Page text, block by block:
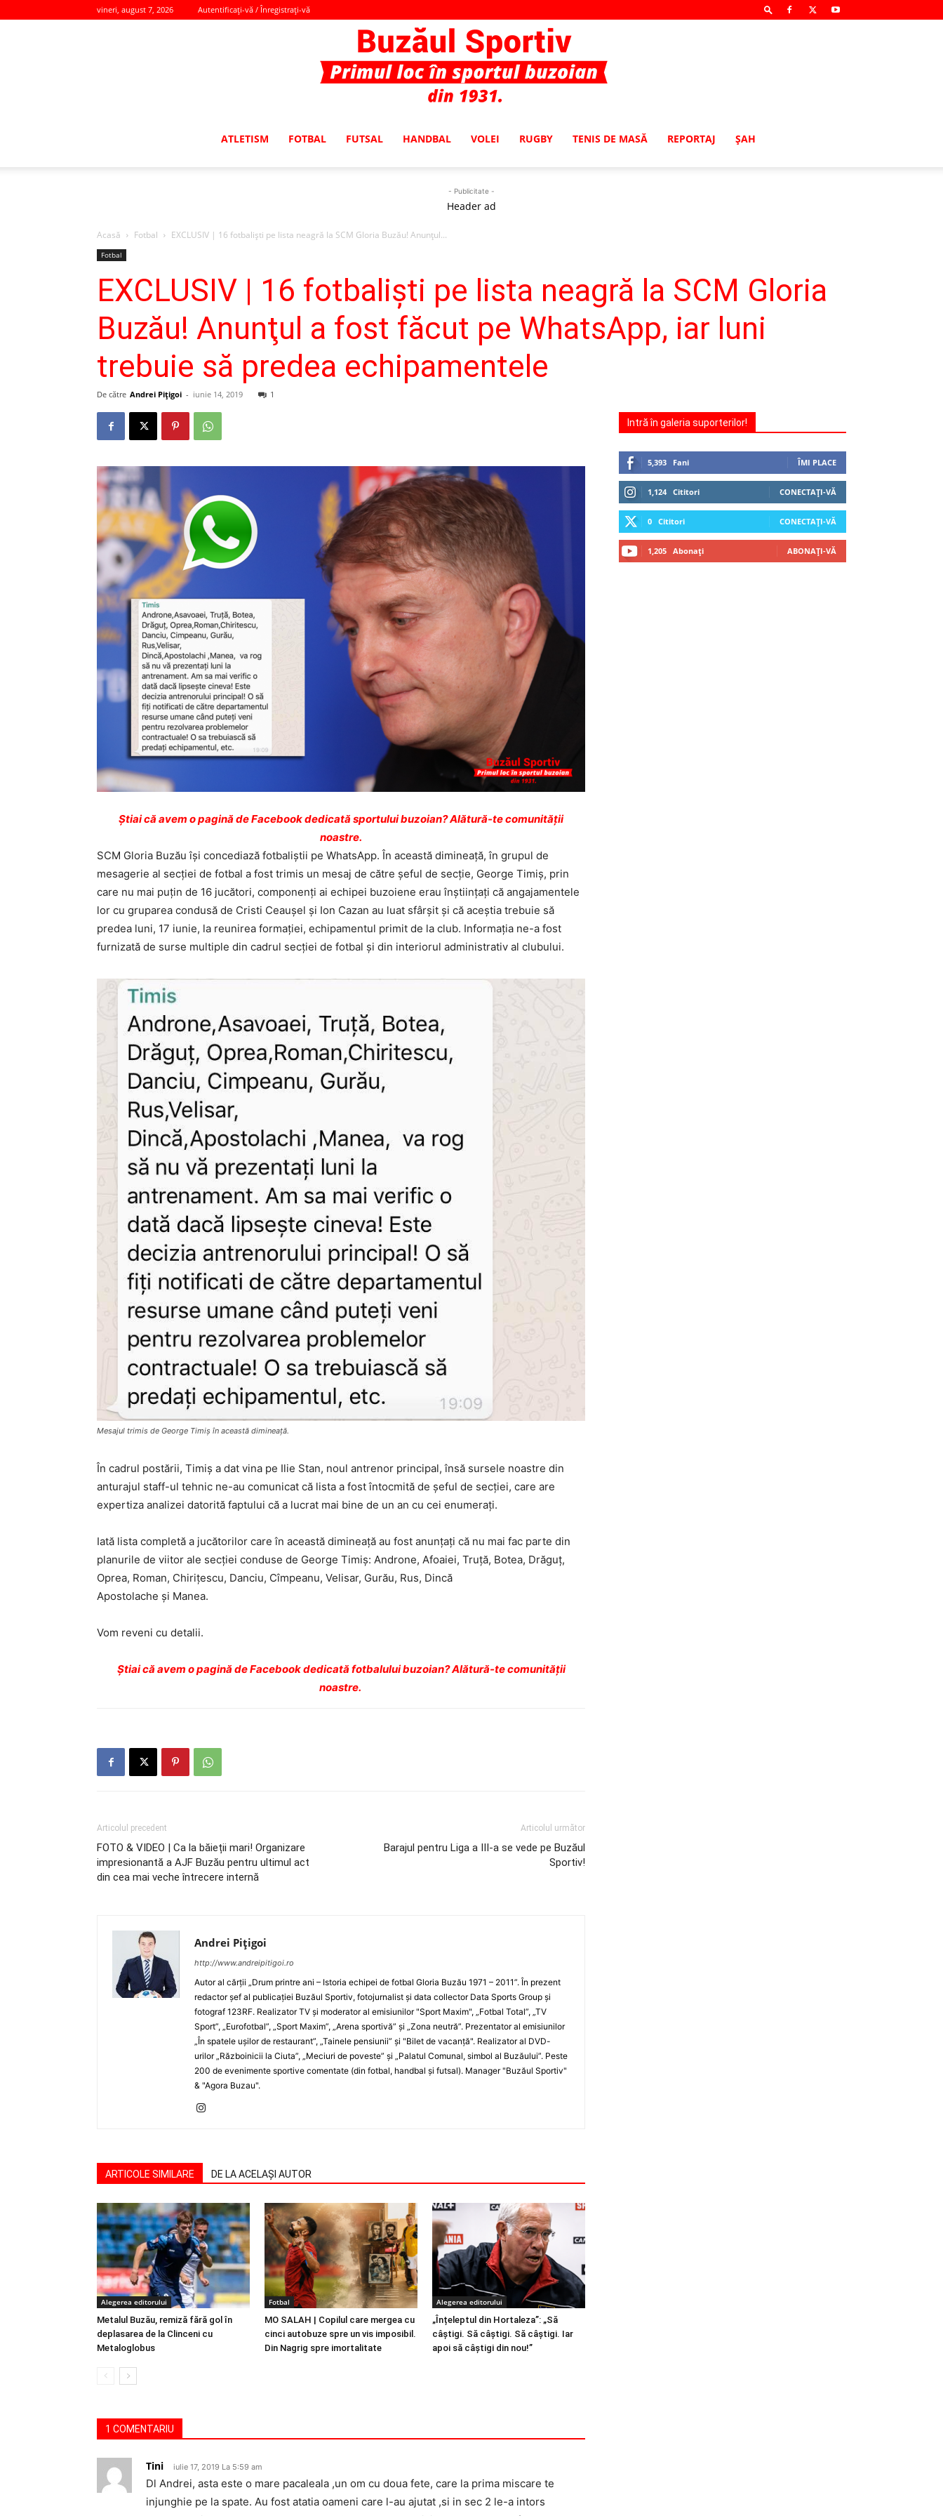
vineri, august 7, 2026 Autentificați-vă / Înregistrați-vă
ATLETISM FOTBAL FUTSAL HANDBAL VOLEI RUGBY TENIS DE MASĂ REPORTAJ ŞAH
- Publicitate -
Header ad
Acasă Fotbal EXCLUSIV | 16 fotbalişti pe lista neagră la SCM Gloria Buzău! Anunţul...
Fotbal
EXCLUSIV | 16 fotbalişti pe lista neagră la SCM Gloria
Buzău! Anunţul a fost făcut pe WhatsApp, iar luni
trebuie să predea echipamentele
De către Andrei Pițigoi - iunie 14, 2019 1
Ştiai că avem o pagină de Facebook dedicată sportului buzoian? Alătură-te comunității
noastre.
SCM Gloria Buzău îşi concediază fotbaliştii pe WhatsApp. În această dimineaţă, în grupul de
mesagerie al secţiei de fotbal a fost trimis un mesaj de către şeful de secţie, George Timiş, prin
care nu mai puţin de 16 jucători, componenţi ai echipei buzoiene erau înştiinţaţi că angajamentele
lor cu gruparea condusă de Cristi Ceauşel şi Ion Cazan au luat sfârşit şi că aceştia trebuie să
predea luni, 17 iunie, la reunirea formaţiei, echipamentul primit de la club. Informaţia ne-a fost
furnizată de surse multiple din cadrul secţiei de fotbal şi din interiorul administrativ al clubului.
Mesajul trimis de George Timiş în această dimineaţă.
În cadrul postării, Timiş a dat vina pe Ilie Stan, noul antrenor principal, însă sursele noastre din
anturajul staff-ul tehnic ne-au comunicat că lista a fost întocmită de şeful de secţiei, care are
expertiza analizei datorită faptului că a lucrat mai bine de un an cu cei enumeraţi.
Iată lista completă a jucătorilor care în această dimineaţă au fost anunţaţi că nu mai fac parte din
planurile de viitor ale secţiei conduse de George Timiş: Androne, Afoaiei, Truţă, Botea, Drăguţ,
Oprea, Roman, Chiriţescu, Danciu, Cîmpeanu, Velisar, Gurău, Rus, Dincă
Apostolache şi Manea.
Vom reveni cu detalii.
Ştiai că avem o pagină de Facebook dedicată fotbalului buzoian? Alătură-te comunității
noastre.
Articolul precedent
FOTO & VIDEO | Ca la băieții mari! Organizare
impresionantă a AJF Buzău pentru ultimul act
din cea mai veche întrecere internă
Articolul următor
Barajul pentru Liga a III-a se vede pe Buzăul
Sportiv!
Andrei Pițigoi
http://www.andreipitigoi.ro
Autor al cărţii „Drum printre ani – Istoria echipei de fotbal Gloria Buzău 1971 – 2011”. În prezent
redactor şef al publicaţiei Buzăul Sportiv, fotojurnalist şi data collector Data Sports Group şi
fotograf 123RF. Realizator TV şi moderator al emisiunilor "Sport Maxim", „Fotbal Total”, „TV
Sport”, „Eurofotbal”, „Sport Maxim”, „Arena sportivă” şi „Zona neutră”. Prezentator al emisiunilor
„În spatele uşilor de restaurant”, „Tainele pensiunii” şi "Bilet de vacanţă". Realizator al DVD-
urilor „Războinicii la Ciuta”, „Meciuri de poveste” şi „Palatul Comunal, simbol al Buzăului”. Peste
200 de evenimente sportive comentate (din fotbal, handbal şi futsal). Manager "Buzăul Sportiv"
& "Agora Buzau".
ARTICOLE SIMILARE DE LA ACELAȘI AUTOR
Alegerea editorului
Metalul Buzău, remiză fără gol în
deplasarea de la Clinceni cu
Metaloglobus
Fotbal
MO SALAH | Copilul care mergea cu
cinci autobuze spre un vis imposibil.
Din Nagrig spre imortalitate
Alegerea editorului
„Înțeleptul din Hortaleza”: „Să
câștigi. Să câștigi. Să câștigi. Iar
apoi să câștigi din nou!”
1 COMENTARIU
Tini iulie 17, 2019 La 5:59 am
Dl Andrei, asta este o mare pacaleala ,un om cu doua fete, care la prima miscare te
injunghie pe la spate. Au fost atatia oameni care l-au ajutat ,si in sec 2 le-a intors
Intră în galeria suporterilor!
5,393 Fani ÎMI PLACE
1,124 Cititori CONECTAȚI-VĂ
0 Cititori CONECTAȚI-VĂ
1,205 Abonați ABONAȚI-VĂ